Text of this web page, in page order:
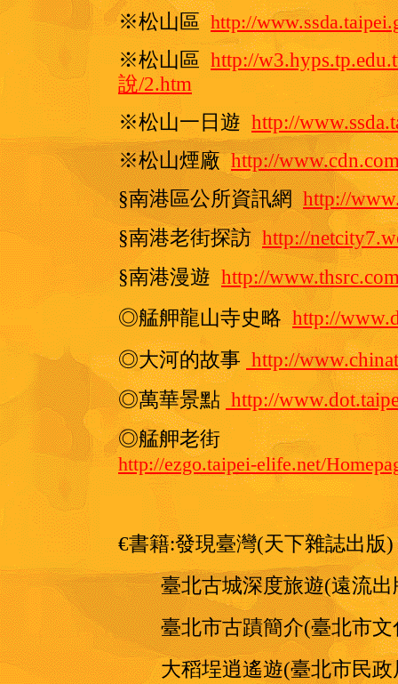
※松山區 http://
※松山區 http://
說/2.htm
※松山一日遊 http://
※松山煙廠 http://
§南港區公所資訊網 http://
§南港老街探訪 http://
§南港漫遊 http://
◎艋舺龍山寺史略 http://
◎大河的故事 http://
◎萬華景點 http://
◎艋舺老街
http://ezgo.taipei-elife.net/
€書籍:發現臺灣(天下雜誌出版)
臺北古城深度旅遊(遠流出
臺北市古蹟簡介(臺北市文
大稻埕逍遙遊(臺北市民政